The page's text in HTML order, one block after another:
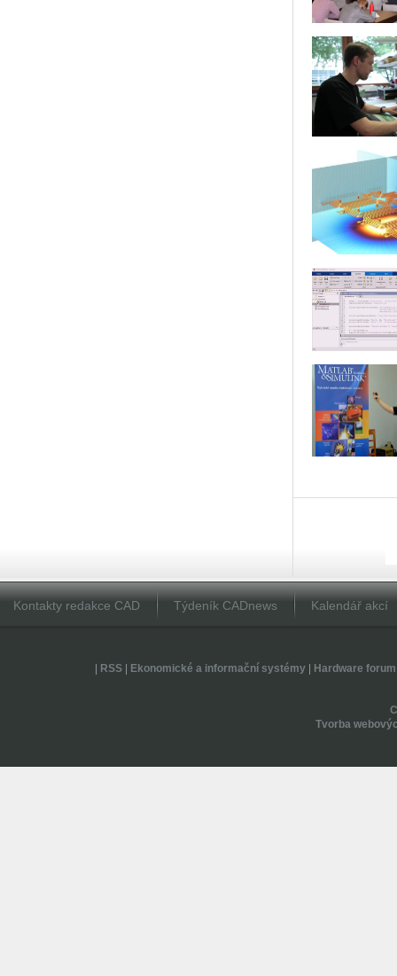
Kontakty redakce CAD Týdeník CADnews Kalendář akcí
RSS| Ekonomické a informační systémy| Hardware forum
Tvorba